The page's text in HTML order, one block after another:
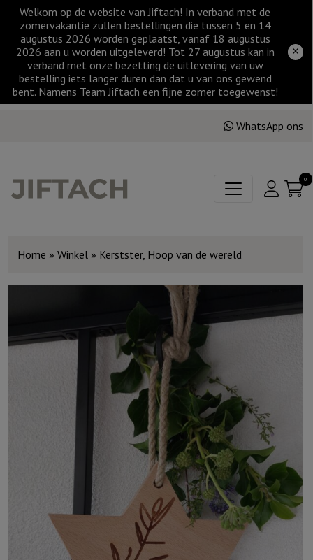
Welkom op de website van Jiftach! In verband met de
zomervakantie zullen bestellingen die tussen 5 en 14
augustus 2026 worden geplaatst, vanaf 18 augustus
2026 aan u worden uitgeleverd! Tot 27 augustus kan in
verband met onze bezetting de uitlevering van uw
bestelling iets langer duren dan dat u van ons gewend
bent. Namens Team Jiftach een fijne zomer toegewenst!
WhatsApp ons
0
Home » Winkel » Kerstster, Hoop van de wereld